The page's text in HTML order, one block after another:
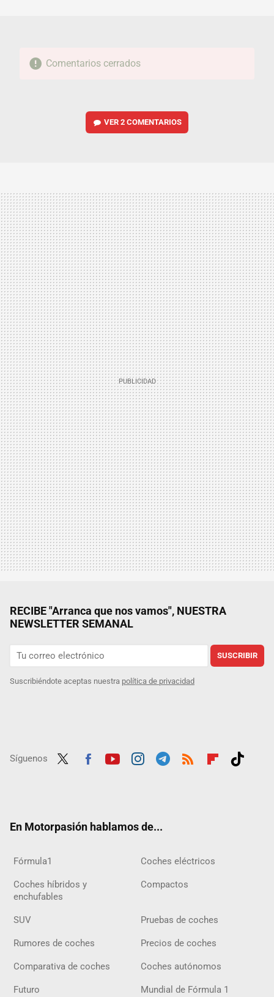
Comentarios cerrados
VER2 COMENTARIOS
RECIBE "Arranca que nos vamos", NUESTRA
NEWSLETTER SEMANAL
SUSCRIBIR
Suscribiéndote aceptas nuestra política de privacidad
Síguenos
En Motorpasión hablamos de...
Fórmula1 Coches eléctricos
Coches híbridos y
enchufables
Compactos
SUV Pruebas de coches
Rumores de coches Precios de coches
Comparativa de coches Coches autónomos
Futuro Mundial de Fórmula 1